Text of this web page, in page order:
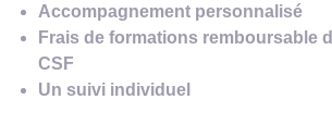
Accompagnement personnalisé
Frais de formations remboursable
CSF
Un suivi individuel